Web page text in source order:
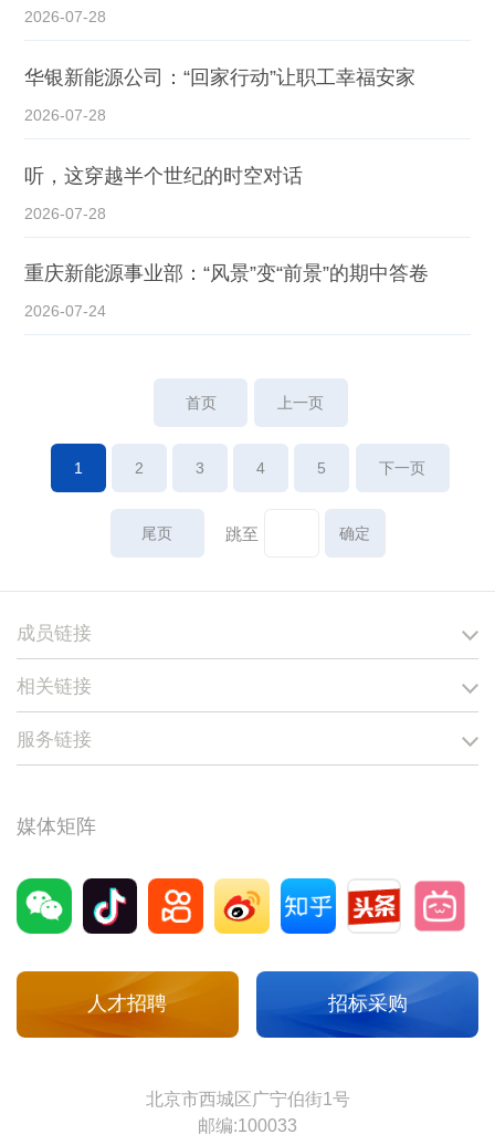
2026-07-28
华银新能源公司：“回家行动”让职工幸福安家
2026-07-28
听，这穿越半个世纪的时空对话
2026-07-28
重庆新能源事业部：“风景”变“前景”的期中答卷
2026-07-24
首页 上一页
1 2 3 4 5 下一页
尾页 跳至
媒体矩阵
人才招聘 招标采购
北京市西城区广宁伯街1号
邮编:100033
成员链接
相关链接
服务链接